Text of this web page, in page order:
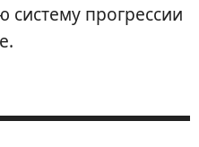
систему прогрессии